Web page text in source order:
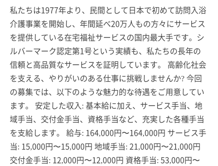
私たちは1977年より、民間として日本で初めて訪問入浴
介護事業を開始し、年間延べ20万人もの方々にサービス
を提供している在宅福祉サービスの国内最大手です。シ
ルバーマーク認定第1号という実績も、私たちの長年の
信頼と高品質なサービスを証明しています。 高齢化社会
を支える、やりがいのある仕事に挑戦しませんか? 今回
の募集では、以下のような魅力的な待遇をご用意してい
ます。 安定した収入: 基本給に加え、サービス手当、地
域手当、交付金手当、資格手当など、充実した各種手当
を支給します。 給与: 164,000円〜164,000円 サービス手
当: 15,000円〜15,000円 地域手当: 21,000円〜21,000円
交付金手当: 12,000円〜12,000円 資格手当: 53,000円〜